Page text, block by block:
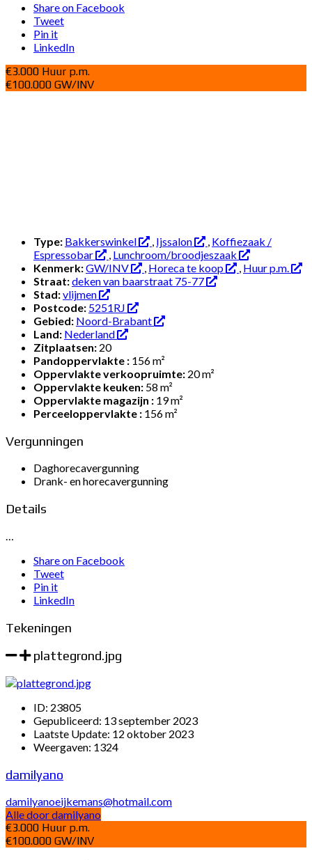
Share on Facebook
Tweet
Pin it
LinkedIn
€3.000 Huur p.m.
€100.000 GW/INV
Type: Bakkerswinkel , Ijssalon , Koffiezaak /
Espressobar
, Lunchroom/broodjeszaak
Kenmerk:GW/INV , Horeca te koop , Huur p.m.
Straat:deken van baarstraat 75-77
Stad:vlijmen
Postcode: 5251RJ
Gebied: Noord-Brabant
Land: Nederland
Zitplaatsen: 20
Pandoppervlakte : 156 m²
Oppervlakte verkoopruimte: 20 m²
Oppervlakte keuken: 58 m²
Oppervlakte magazijn : 19 m²
Perceeloppervlakte : 156 m²
Vergunningen
Daghorecavergunning
Drank- en horecavergunning
Details
…
Share on Facebook
Tweet
Pin it
LinkedIn
Tekeningen
plattegrond.jpg
ID: 23805
Gepubliceerd: 13 september 2023
Laatste Update: 12 oktober 2023
Weergaven: 1324
damilyano
damilyanoeijkemans@hotmail.com
Alle door damilyano
€3.000 Huur p.m.
€100.000 GW/INV